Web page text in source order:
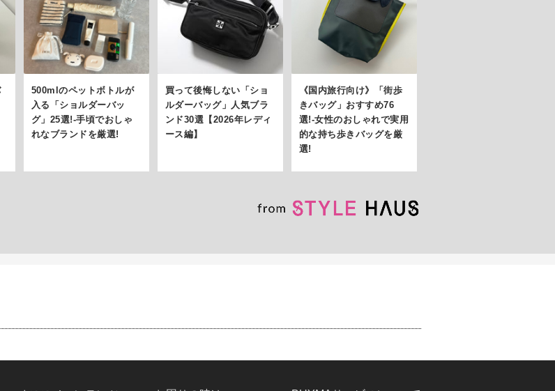
500mlのペットボトルが
入る「ショルダーバッ
グ」25選!-手頃でおしゃ
れなブランドを厳選!
買って後悔しない「ショ
ルダーバッグ」人気ブラ
ンド30選【2026年レディ
ース編】
《国内旅行向け》「街歩
きバッグ」おすすめ76
選!-女性のおしゃれで実用
的な持ち歩きバッグを厳
選!